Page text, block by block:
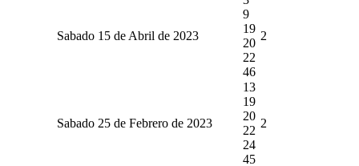
Sabado 15 de Abril de 2023
9
19
20
22
46
2
Sabado 25 de Febrero de 2023
13
19
20
22
24
45
2